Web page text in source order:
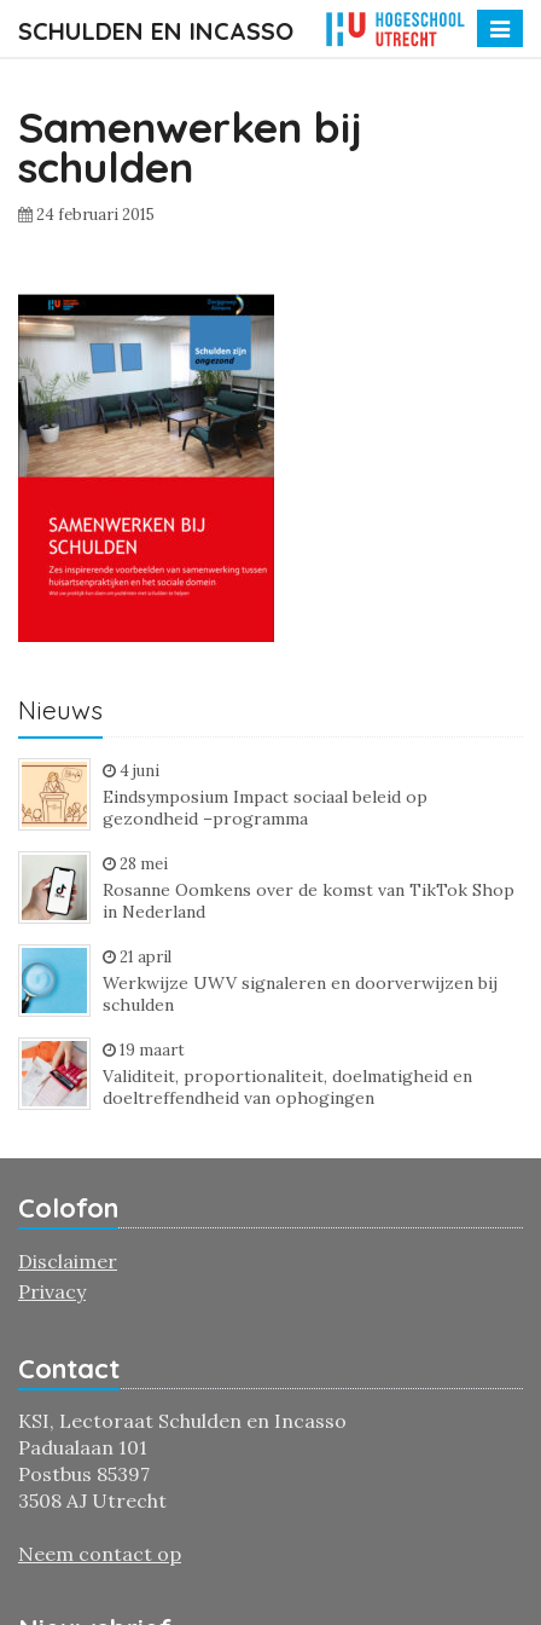
SCHULDEN EN INCASSO
Toggle
Samenwerken bij
schulden
24 februari 2015
Nieuws
4 juni
Eindsymposium Impact sociaal beleid op
gezondheid –programma
28 mei
Rosanne Oomkens over de komst van TikTok Shop
in Nederland
21 april
Werkwijze UWV signaleren en doorverwijzen bij
schulden
19 maart
Validiteit, proportionaliteit, doelmatigheid en
doeltreffendheid van ophogingen
Colofon
Disclaimer
Privacy
Contact
KSI, Lectoraat Schulden en Incasso
Padualaan 101
Postbus 85397
3508 AJ Utrecht
Neem contact op